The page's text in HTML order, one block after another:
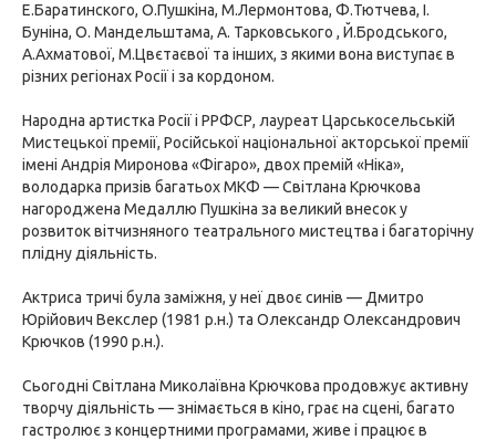
Е.Баратинского, О.Пушкіна, М.Лермонтова, Ф.Тютчева, І.
Буніна, О. Мандельштама, А. Тарковського , Й.Бродського,
А.Ахматової, М.Цвєтаєвої та інших, з якими вона виступає в
різних регіонах Росії і за кордоном.
Народна артистка Росії і РРФСР, лауреат Царськосельській
Мистецької премії, Російської національної акторської премії
імені Андрія Миронова «Фігаро», двох премій «Ніка»,
володарка призів багатьох МКФ — Світлана Крючкова
нагороджена Медаллю Пушкіна за великий внесок у
розвиток вітчизняного театрального мистецтва і багаторічну
плідну діяльність.
Актриса тричі була заміжня, у неї двоє синів — Дмитро
Юрійович Векслер (1981 р.н.) та Олександр Олександрович
Крючков (1990 р.н.).
Сьогодні Світлана Миколаївна Крючкова продовжує активну
творчу діяльність — знімається в кіно, грає на сцені, багато
гастролює з концертними програмами, живе і працює в